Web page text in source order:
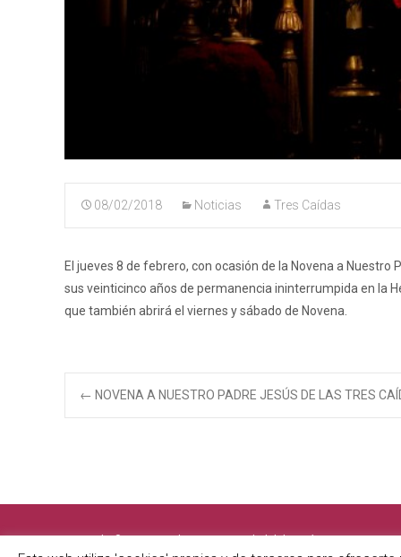
08/02/2018 Noticias Tres Caídas
El jueves 8 de febrero, con ocasión de la Novena a
sus veinticinco años de permanencia ininterrumpida en la
que también abrirá el viernes y sábado de Novena.
Navegación
entradas
← NOVENA A NUESTRO PADRE JESÚS DE LAS TRES